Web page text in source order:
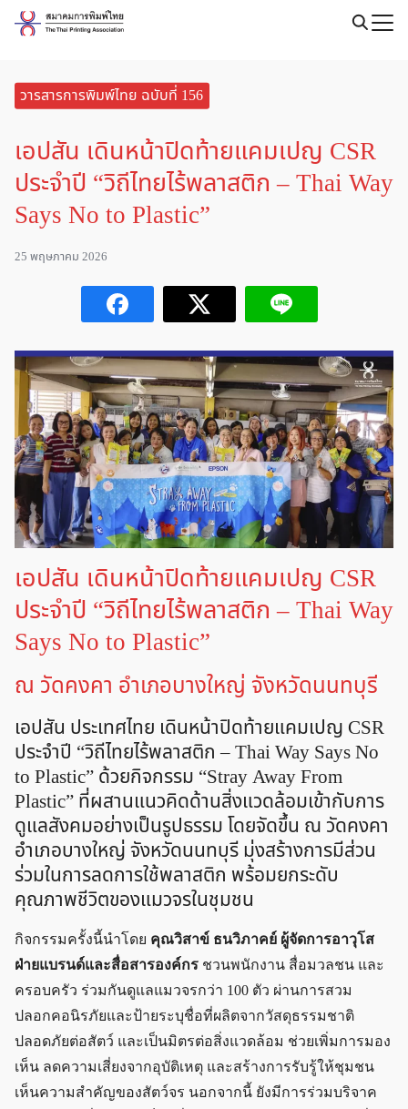
Skip
วารสารการพิมพ์ไทย ฉบับที่ 156
เอปสัน เดินหน้าปิดท้ายแคมเปญ CSR
ประจำปี “วิถีไทยไร้พลาสติก – Thai Way
Says No to Plastic”
25 พฤษภาคม 2026
เอปสัน เดินหน้าปิดท้ายแคมเปญ CSR
ประจำปี “วิถีไทยไร้พลาสติก – Thai Way
Says No to Plastic”
ณ วัดคงคา อำเภอบางใหญ่ จังหวัดนนทบุรี
เอปสัน ประเทศไทย เดินหน้าปิดท้ายแคมเปญ CSR
ประจำปี “วิถีไทยไร้พลาสติก – Thai Way Says No
to Plastic” ด้วยกิจกรรม “Stray Away From
Plastic” ที่ผสานแนวคิดด้านสิ่งแวดล้อมเข้ากับการ
ดูแลสังคมอย่างเป็นรูปธรรม โดยจัดขึ้น ณ วัดคงคา
อำเภอบางใหญ่ จังหวัดนนทบุรี มุ่งสร้างการมีส่วน
ร่วมในการลดการใช้พลาสติก พร้อมยกระดับ
คุณภาพชีวิตของแมวจรในชุมชน
กิจกรรมครั้งนี้นำโดย คุณวิสาข์ ธนวิภาคย์ ผู้จัดการอาวุโส
ฝ่ายแบรนด์และสื่อสารองค์กร ชวนพนักงาน สื่อมวลชน และ
ครอบครัว ร่วมกันดูแลแมวจรกว่า 100 ตัว ผ่านการสวม
ปลอกคอนิรภัยและป้ายระบุชื่อที่ผลิตจากวัสดุธรรมชาติ
ปลอดภัยต่อสัตว์ และเป็นมิตรต่อสิ่งแวดล้อม ช่วยเพิ่มการมอง
เห็น ลดความเสี่ยงจากอุบัติเหตุ และสร้างการรับรู้ให้ชุมชน
เห็นความสำคัญของสัตว์จร นอกจากนี้ ยังมีการร่วมบริจาค